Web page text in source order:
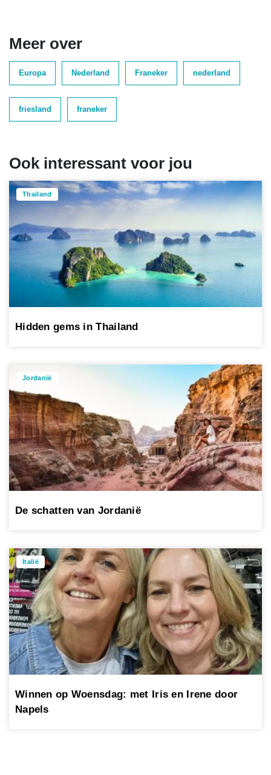
Meer over
Europa Nederland Franeker nederland
friesland franeker
Ook interessant voor jou
Thailand
Hidden gems in Thailand
Jordanië
De schatten van Jordanië
Italië
Winnen op Woensdag: met Iris en Irene door
Napels